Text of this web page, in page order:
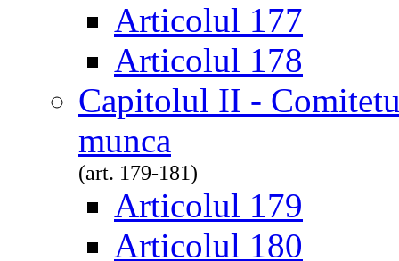
Articolul 177
Articolul 178
Capitolul II -
munca
(art. 179-181)
Articolul 179
Articolul 180